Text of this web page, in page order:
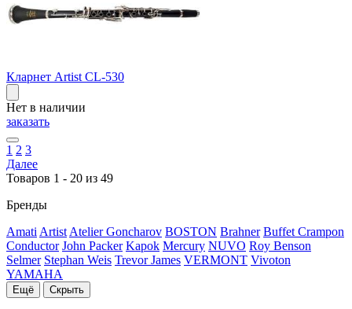
Кларнет Artist CL-530
Нет в наличии
заказать
1 2 3
Далее
Товаров 1 - 20 из 49
Бренды
Amati Artist Atelier Goncharov BOSTON Brahner Buffet Crampon
Conductor John Packer Kapok Mercury NUVO Roy Benson
Selmer Stephan Weis Trevor James VERMONT Vivoton
YAMAHA
Ещё Скрыть